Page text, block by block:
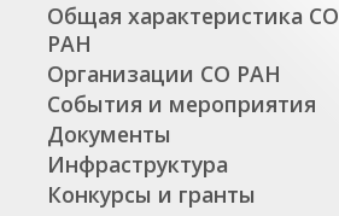
Общая характеристика СО
РАН
Организации СО РАН
События и мероприятия
Документы
Инфраструктура
Конкурсы и гранты